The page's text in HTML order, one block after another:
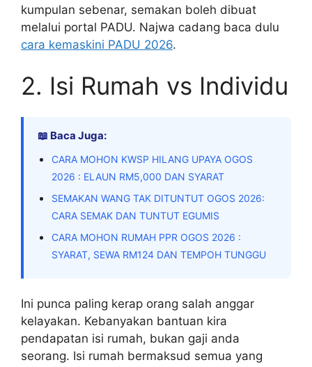
kumpulan sebenar, semakan boleh dibuat
melalui portal PADU. Najwa cadang baca dulu
cara kemaskini PADU 2026.
2. Isi Rumah vs Individu
📖 Baca Juga:
CARA MOHON KWSP HILANG UPAYA OGOS
2026 : ELAUN RM5,000 DAN SYARAT
SEMAKAN WANG TAK DITUNTUT OGOS 2026:
CARA SEMAK DAN TUNTUT EGUMIS
CARA MOHON RUMAH PPR OGOS 2026 :
SYARAT, SEWA RM124 DAN TEMPOH TUNGGU
Ini punca paling kerap orang salah anggar
kelayakan. Kebanyakan bantuan kira
pendapatan isi rumah, bukan gaji anda
seorang. Isi rumah bermaksud semua yang